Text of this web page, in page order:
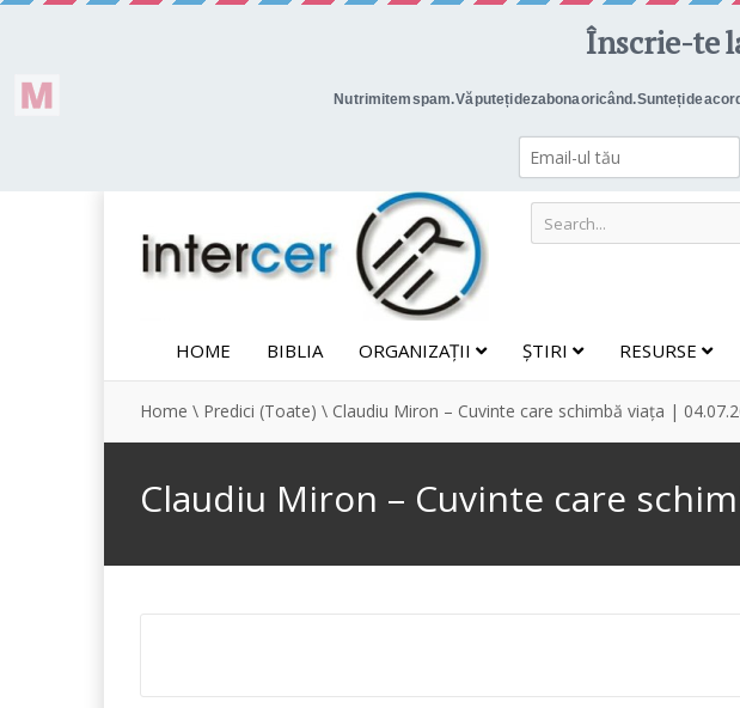
HOME BIBLIA ORGANIZAȚII ȘTIRI RESURSE
Home \ Predici (Toate) \ Claudiu Miron – Cuvinte care schimbă viața |
Claudiu Miron – Cuvinte care